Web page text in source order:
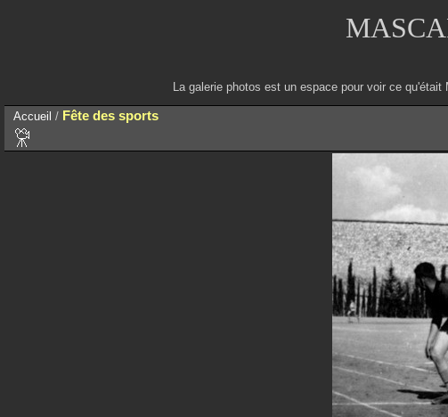
La galerie photos est un espace pour voir ce
Accueil / Fête des sports